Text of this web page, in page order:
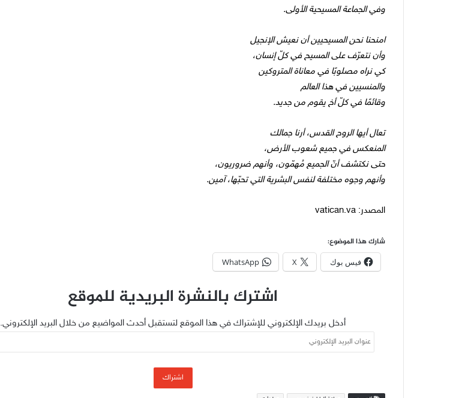
وفي الجماعة المسيحية الأولى.
امنحنا نحن المسيحيين أن نعيش الإنجيل
وأن نتعرّف على المسيح في كلّ إنسان،
كي نراه مصلوبًا في معاناة المتروكين
والمنسيين في هذا العالم
وقائمًا في كلّ أخ يقوم من جديد.
تعال أيها الروح القدس، أرنا جمالك
المنعكس في جميع شعوب الأرض،
حتى نكتشف أنّ الجميع مُهمّون، وأنهم ضروريون،
وأنهم وجوه مختلفة لنفس البشرية التي تحبّها، آمين.
المصدر: vatican.va
شارك هذا الموضوع:
فيس بوك X
WhatsApp
اشترك بالنشرة البريدية للموقع
أدخل بريدك الإلكتروني للإشتراك في هذا الموقع لتستقبل أحدث المواضيع من خلال البريد الإلكتروني.
عنوان
البريد
اشتراك